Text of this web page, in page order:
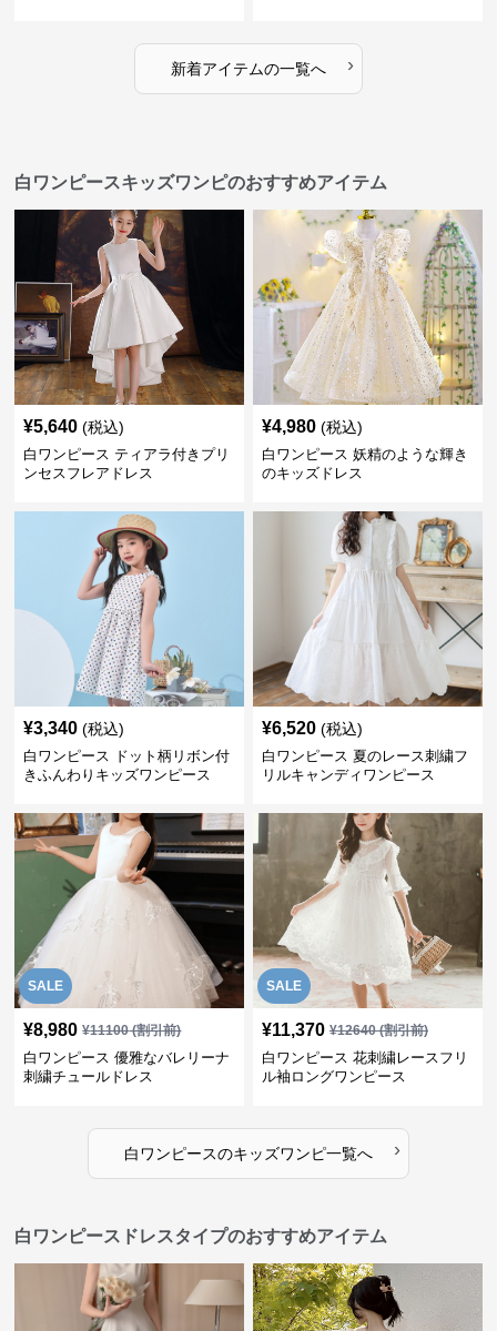
新着アイテムの一覧へ ›
白ワンピースキッズワンピのおすすめアイテム
¥5,640 (税込)
白ワンピース ティアラ付きプリ
ンセスフレアドレス
¥4,980 (税込)
白ワンピース 妖精のような輝き
のキッズドレス
¥3,340 (税込)
白ワンピース ドット柄リボン付
きふんわりキッズワンピース
¥6,520 (税込)
白ワンピース 夏のレース刺繍フ
リルキャンディワンピース
SALE
¥8,980 ¥11100(割引前)
白ワンピース 優雅なバレリーナ
刺繍チュールドレス
SALE
¥11,370 ¥12640(割引前)
白ワンピース 花刺繍レースフリ
ル袖ロングワンピース
白ワンピースのキッズワンピ一覧へ ›
白ワンピースドレスタイプのおすすめアイテム